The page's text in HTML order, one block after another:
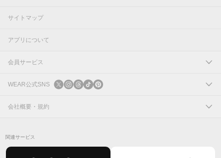
サイトマップ
アプリについて
会員サービス
ログイン
新規会員登録
WEAR公式SNS
X
会社概要・規約
関連サービス